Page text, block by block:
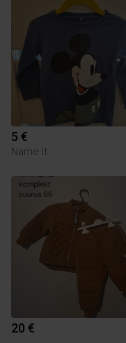
5 €
Name It
20 €